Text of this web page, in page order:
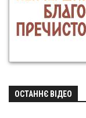
ОСТАННЄ ВІДЕО